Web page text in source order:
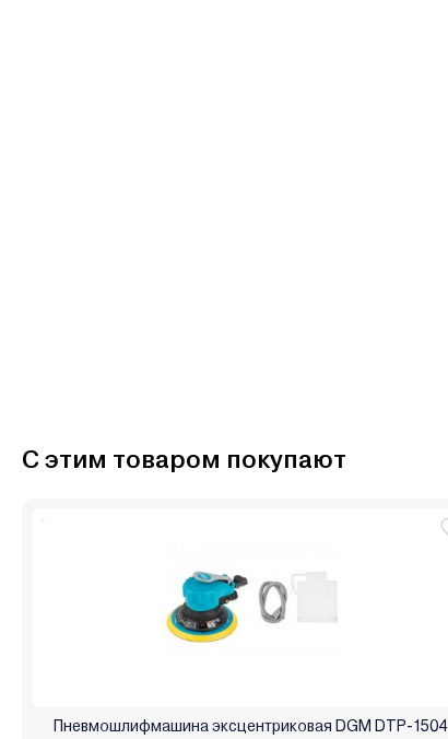
С этим товаром покупают
Пневмошлифмашина эксцентриковая DGM DTP-1504